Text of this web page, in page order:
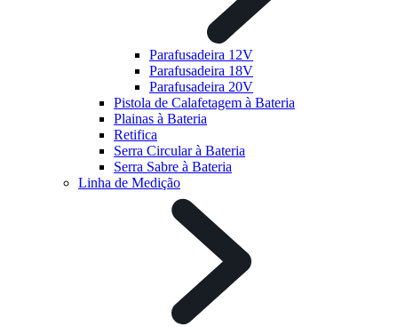
Parafusadeira 12V
Parafusadeira 18V
Parafusadeira 20V
Pistola de Calafetagem à Bateria
Plainas à Bateria
Retifica
Serra Circular à Bateria
Serra Sabre à Bateria
Linha de Medição